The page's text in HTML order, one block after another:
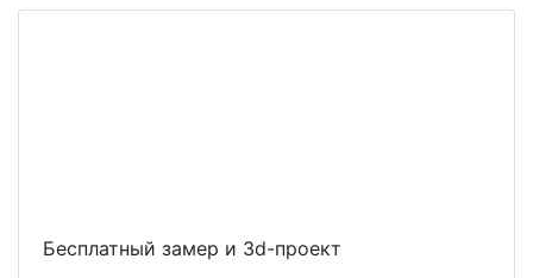
Бесплатный замер и 3d-проект